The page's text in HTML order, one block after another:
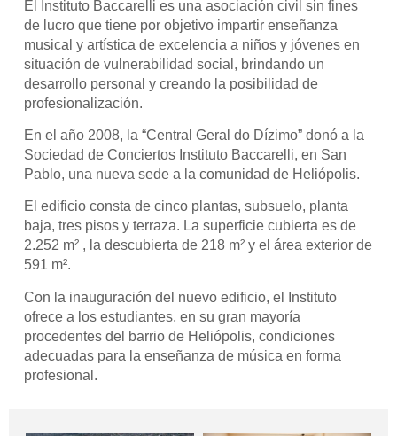
El Instituto Baccarelli es una asociación civil sin fines
de lucro que tiene por objetivo impartir enseñanza
musical y artística de excelencia a niños y jóvenes en
situación de vulnerabilidad social, brindando un
desarrollo personal y creando la posibilidad de
profesionalización.
En el año 2008, la “Central Geral do Dízimo” donó a la
Sociedad de Conciertos Instituto Baccarelli, en San
Pablo, una nueva sede a la comunidad de Heliópolis.
El edificio consta de cinco plantas, subsuelo, planta
baja, tres pisos y terraza. La superficie cubierta es de
2.252 m² , la descubierta de 218 m² y el área exterior de
591 m².
Con la inauguración del nuevo edificio, el Instituto
ofrece a los estudiantes, en su gran mayoría
procedentes del barrio de Heliópolis, condiciones
adecuadas para la enseñanza de música en forma
profesional.